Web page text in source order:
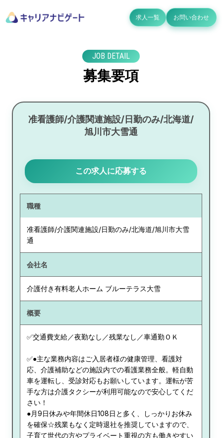
求人一覧 お問い合わせ
JOB DETAIL
募集要項
准看護師/介護関連施設/日勤のみ/北海道/
旭川市大雪通
この求人に応募する
職種
准看護師/介護関連施設/日勤のみ/北海道/旭川市大雪
通
会社名
介護付き有料老人ホーム ブルーテラス大雪
概要
✅交通費支給／夜勤なし／残業なし／車通勤ＯＫ
✅●主な業務内容はご入居者様の健康管理、看護対
応、介護補助などの施設内での看護業務全般。軽自動
車を運転し、受診対応もお願いしています。運転が苦
手な方は介護タクシーが利用可能なので安心してくだ
さい！
●月9日休みや年間休日108日と多く、しっかりお休み
を確保☆残業もなく定時退社を推奨していますので、
子育て世代の方やプライベート重視の方も働きやすい